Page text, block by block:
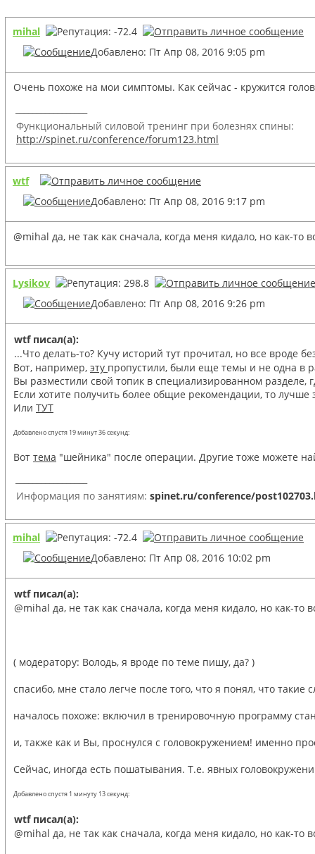
mihal
Добавлено: Пт Апр 08, 2016 9:05 pm
Очень похоже на мои симптомы. Как сейчас - кружится
Функциональный силовой тренинг при болезнях спины:
http://spinet.ru/conference/forum123.html
wtf
Добавлено: Пт Апр 08, 2016 9:17 pm
@mihal да, не так как сначала, когда меня кидало, но как-то
Lysikov
Добавлено: Пт Апр 08, 2016 9:26 pm
wtf писал(а):
...Что делать-то? Кучу историй тут прочитал, но все вроде
Вот, например, эту пропустили, были еще темы и не одна в
Вы разместили свой топик в специализированном разделе,
Если хотите получить более общие рекомендации, то лучше
Или ТУТ
Добавлено спустя 19 минут 36 секунд:
Вот тема "шейника" после операции. Другие тоже можете
Информация по занятиям: spinet.ru/conference/
mihal
Добавлено: Пт Апр 08, 2016 10:02 pm
wtf писал(а):
@mihal да, не так как сначала, когда меня кидало, но как-то
( модератору: Володь, я вроде по теме пишу, да? )
спасибо, мне стало легче после того, что я понял, что такие
началось похоже: включил в тренировочную программу
и, также как и Вы, проснулся с головокружением! именно
Сейчас, иногда есть пошатывания. Т.е. явных
Добавлено спустя 1 минуту 13 секунд:
wtf писал(а):
@mihal да, не так как сначала, когда меня кидало, но как-то